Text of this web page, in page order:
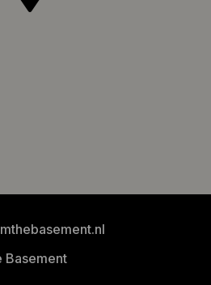
Basement